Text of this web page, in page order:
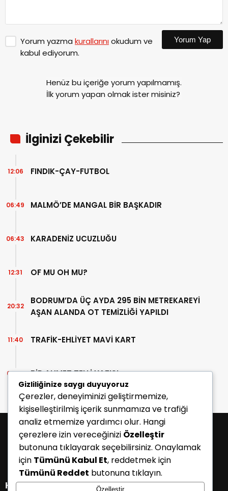
Yorum yazma kurallarınıokudum ve
kabul ediyorum.
Yorum Yap
Henüz bu içeriğe yorum yapılmamış.
İlk yorum yapan olmak ister misiniz?
İlginizi Çekebilir
FINDIK-ÇAY-FUTBOL
12:06
MALMÖ’DE MANGAL BİR BAŞKADIR
06:49
KARADENİZ UCUZLUĞU
06:43
OF MU OH MU?
12:31
BODRUM’DA ÜÇ AYDA 295 BİN METREKAREYİ
AŞAN ALANDA OT TEMİZLİĞİ YAPILDI
20:32
TRAFİK-EHLİYET MAVİ KART
11:40
BİR AHMET TELLİ YAZISI
07:30
KATEGORİLER
Gizliliğinize saygı duyuyoruz
Çerezler, deneyiminizi geliştirmemize,
kişiselleştirilmiş içerik sunmamıza ve trafiği
analiz etmemize yardımcı olur. Hangi
çerezlere izin vereceğinizi Özelleştir
butonuna tıklayarak seçebilirsiniz. Onaylamak
için Tümünü Kabul Et, reddetmek için
Tümünü Reddet butonuna tıklayın.
Özelleştir